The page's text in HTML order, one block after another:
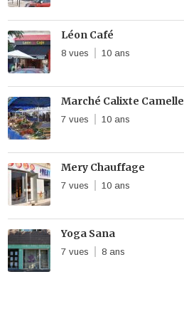
Léon Café
8 vues 10 ans
Marché Calixte Camelle
7 vues 10 ans
Mery Chauffage
7 vues 10 ans
Yoga Sana
7 vues 8 ans